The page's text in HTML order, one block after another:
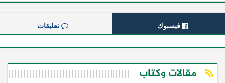
فيسبوك تعليقات
مقالات وكتاب